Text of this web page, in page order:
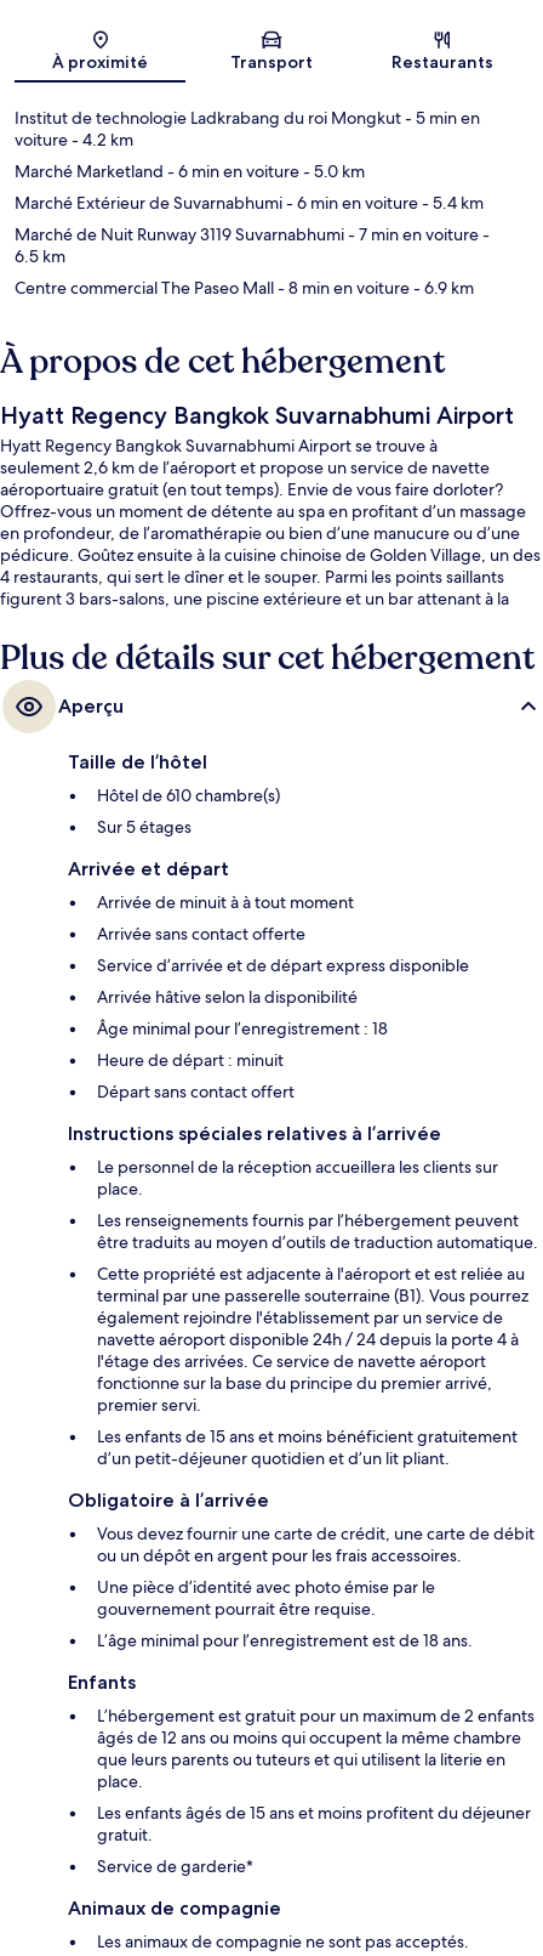
À proximité Transport Restaurants
Institut de technologie Ladkrabang du roi Mongkut- 5 min en
voiture- 4.2 km
Marché Marketland - 6 min en voiture- 5.0 km
Marché Extérieur de Suvarnabhumi- 6 min en voiture- 5.4 km
Marché de Nuit Runway 3119 Suvarnabhumi- 7 min en voiture-
6.5 km
Centre commercial The Paseo Mall- 8 min en voiture- 6.9 km
À propos de cet hébergement
Hyatt Regency Bangkok Suvarnabhumi Airport
Hyatt Regency Bangkok Suvarnabhumi Airport se trouve à
seulement 2,6 km de l’aéroport et propose un service de navette
aéroportuaire gratuit (en tout temps). Envie de vous faire dorloter?
Offrez-vous un moment de détente au spa en profitant d’un massage
en profondeur, de l’aromathérapie ou bien d’une manucure ou d’une
pédicure. Goûtez ensuite à la cuisine chinoise de Golden Village, un des
4 restaurants, qui sert le dîner et le souper. Parmi les points saillants
figurent 3 bars-salons, une piscine extérieure et un bar attenant à la
L’hébergement se situe à quelques minutes de marche du transport en
commun : Station de Airport Rail Link Suvarnabhum se trouve
à 3 minutes.
Plus de détails sur cet hébergement
Aperçu
Taille de l’hôtel
Hôtel de 610 chambre(s)
Sur 5 étages
Arrivée et départ
Arrivée de minuit à à tout moment
Arrivée sans contact offerte
Service d’arrivée et de départ express disponible
Arrivée hâtive selon la disponibilité
Âge minimal pour l’enregistrement : 18
Heure de départ : minuit
Départ sans contact offert
Instructions spéciales relatives à l’arrivée
Le personnel de la réception accueillera les clients sur
place.
Les renseignements fournis par l’hébergement peuvent
être traduits au moyen d’outils de traduction automatique.
Cette propriété est adjacente à l'aéroport et est reliée au
terminal par une passerelle souterraine (B1). Vous pourrez
également rejoindre l'établissement par un service de
navette aéroport disponible 24h / 24 depuis la porte 4 à
l'étage des arrivées. Ce service de navette aéroport
fonctionne sur la base du principe du premier arrivé,
premier servi.
Les enfants de 15 ans et moins bénéficient gratuitement
d’un petit-déjeuner quotidien et d’un lit pliant.
Obligatoire à l’arrivée
Vous devez fournir une carte de crédit, une carte de débit
ou un dépôt en argent pour les frais accessoires.
Une pièce d’identité avec photo émise par le
gouvernement pourrait être requise.
L’âge minimal pour l’enregistrement est de 18 ans.
Enfants
L’hébergement est gratuit pour un maximum de 2 enfants
âgés de 12 ans ou moins qui occupent la même chambre
que leurs parents ou tuteurs et qui utilisent la literie en
place.
Les enfants âgés de 15 ans et moins profitent du déjeuner
gratuit.
Service de garderie*
Animaux de compagnie
Les animaux de compagnie ne sont pas acceptés.